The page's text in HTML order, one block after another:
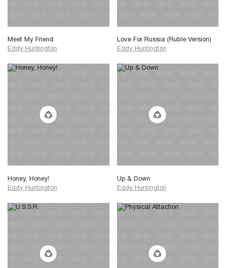
Meet My Friend
Eddy Huntington
Love For Russia (Ruble Version)
Eddy Huntington
Honey, Honey!
Eddy Huntington
Up & Down
Eddy Huntington